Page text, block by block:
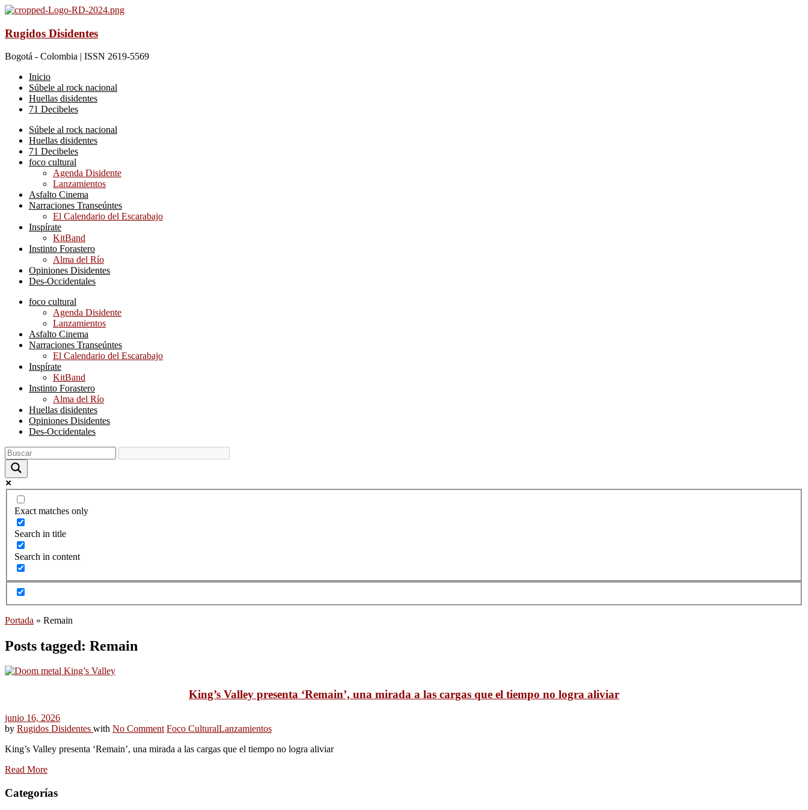
Rugidos Disidentes
Bogotá - Colombia | ISSN 2619-5569
Inicio
Súbele al rock nacional
Huellas disidentes
71 Decibeles
Súbele al rock nacional
Huellas disidentes
71 Decibeles
foco cultural
Agenda Disidente
Lanzamientos
Asfalto Cinema
Narraciones Transeúntes
El Calendario del Escarabajo
Inspírate
KitBand
Instinto Forastero
Alma del Río
Opiniones Disidentes
Des-Occidentales
foco cultural
Agenda Disidente
Lanzamientos
Asfalto Cinema
Narraciones Transeúntes
El Calendario del Escarabajo
Inspírate
KitBand
Instinto Forastero
Alma del Río
Huellas disidentes
Opiniones Disidentes
Des-Occidentales
Exact matches only
Search in title
Search in content
Portada » Remain
Posts tagged: Remain
King’s Valley presenta ‘Remain’, una mirada a las cargas que el tiempo no logra aliviar
junio 16, 2026
by Rugidos Disidentes with No Comment Foco CulturalLanzamientos
King’s Valley presenta ‘Remain’, una mirada a las cargas que el tiempo no logra aliviar
Read More
Categorías